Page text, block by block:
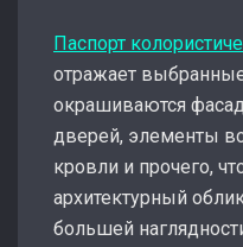
Паспорт
отражает
окрашиваются
дверей, элементы
кровли и прочего,
архитектурный
большей